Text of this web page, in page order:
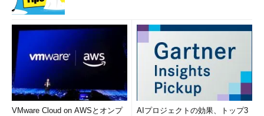
VMware Cloud on AWSとオンプ
AIプロジェクトの効果、トップ3